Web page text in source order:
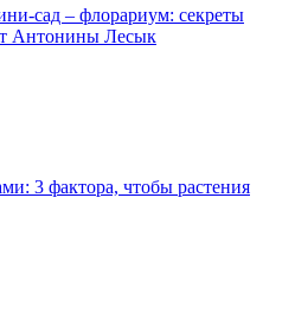
сад – флорариум: секреты
Антонины Лесык
3 фактора, чтобы растения